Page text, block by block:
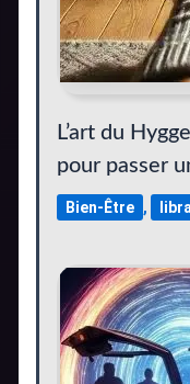
L’art du
pour passer
Bien-Être ,